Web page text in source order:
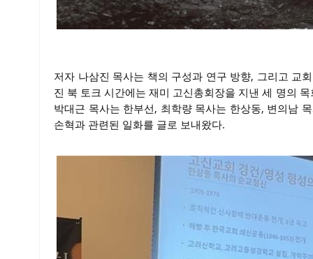
저자 나삼진 목사는 책의 구성과 연구 방향, 그리고 교
진 북 토크 시간에는 재미 고신총회장을 지낸 세 명의
박대근 목사는 한부선, 최학량 목사는 한상동, 변의남
손혁과 관련된 일화를 글로 보내왔다.